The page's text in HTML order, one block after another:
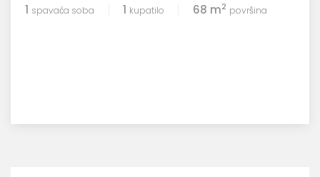
1 spavaća soba 1 kupatilo 68 m2 površina